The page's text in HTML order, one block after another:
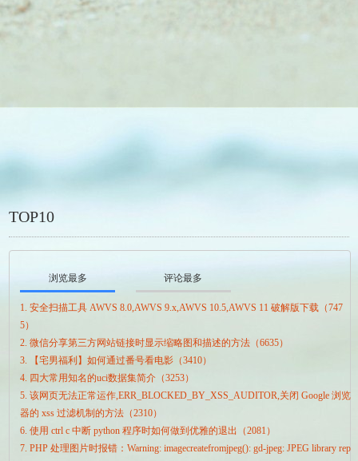
TOP10
浏览最多 评论最多
1. 安全扫描工具 AWVS 8.0,AWVS 9.x,AWVS 10.5,AWVS 11 破解版下载（747
5）
2. 微信分享第三方网站链接时显示缩略图和描述的方法（6635）
3. 【宅男福利】如何通过番号看电影（3410）
4. 四大常用知名的uci数据集简介（3253）
5. 该网页无法正常运作,ERR_BLOCKED_BY_XSS_AUDITOR,关闭 Google 浏览
器的 xss 过滤机制的方法（2310）
6. 使用 ctrl c 中断 python 程序时如何做到优雅的退出（2081）
7. PHP 处理图片时报错：Warning: imagecreatefromjpeg(): gd-jpeg: JPEG library rep